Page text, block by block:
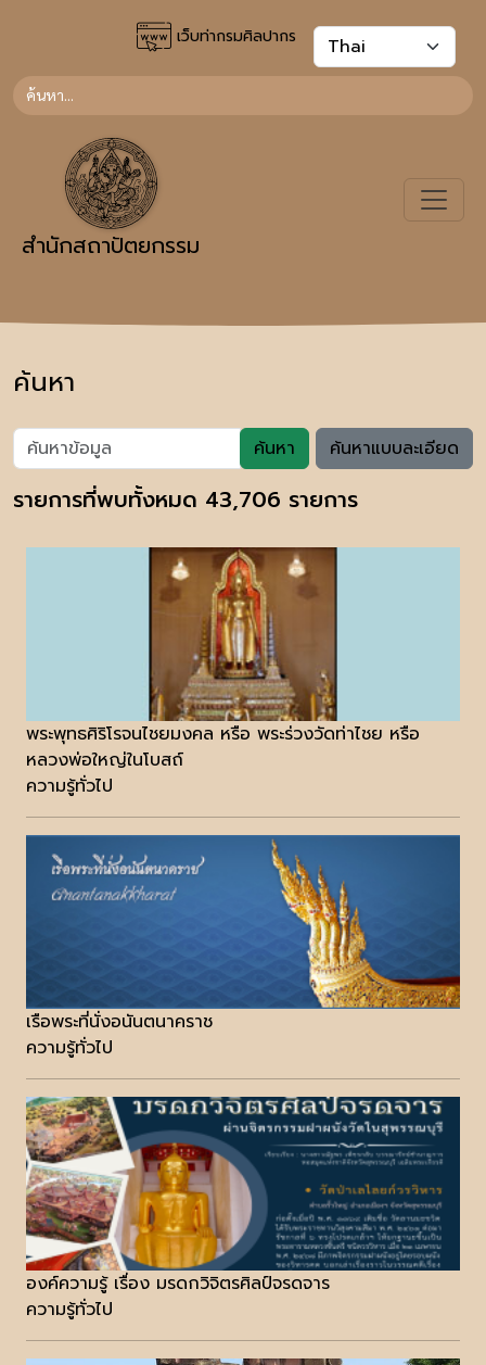
เว็บท่ากรมศิลปากร
สำนักสถาปัตยกรรม
ค้นหา
ค้นหา ค้นหาแบบละเอียด
รายการที่พบทั้งหมด 43,706 รายการ
พระพุทธศิริโรจนไชยมงคล หรือ พระร่วงวัดท่าไชย หรือ
หลวงพ่อใหญ่ในโบสถ์
ความรู้ทั่วไป
เรือพระที่นั่งอนันตนาคราช
ความรู้ทั่วไป
องค์ความรู้ เรื่อง มรดกวิจิตรศิลป์จรดจาร
ความรู้ทั่วไป